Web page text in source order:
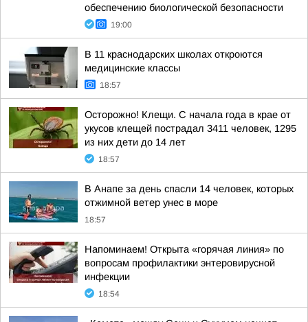
обеспечению биологической безопасности
19:00
В 11 краснодарских школах откроются
медицинские классы
18:57
Осторожно! Клещи. С начала года в крае от
укусов клещей пострадал 3411 человек, 1295
из них дети до 14 лет
18:57
В Анапе за день спасли 14 человек, которых
отжимной ветер унес в море
18:57
Напоминаем! Открыта «горячая линия» по
вопросам профилактики энтеровирусной
инфекции
18:54